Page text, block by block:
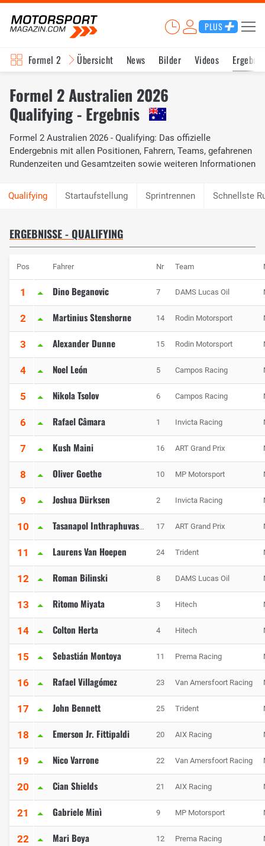
PLUS
Formel 2 Übersicht News Bilder Videos
Formel 2 Australien 2026
Qualifying - Ergebnis
Formel 2 Australien 2026 - Qualifying: Das offizielle
Endergebnis mit allen Positionen, Fahrern, Teams, gefahrenen
Rundenzeiten und Gesamtzeiten sowie weiteren Informationen
Startaufstellung Sprintrennen Schnellste
ERGEBNISSE - QUALIFYING
Pos Fahrer Nr Team
1 Dino Beganovic 7 DAMS Lucas Oil
2 Martinius Stenshorne 14 Rodin Motorsport
3 Alexander Dunne 15 Rodin Motorsport
4 Noel León 5 Campos Racing
5 Nikola Tsolov 6 Campos Racing
6 Rafael Câmara 1 Invicta Racing
7 Kush Maini 16 ART Grand Prix
8 Oliver Goethe 10 MP Motorsport
9 Joshua Dürksen 2 Invicta Racing
10 Tasanapol Inthraphuvasak 17 ART Grand Prix
11 Laurens Van Hoepen 24 Trident
12 Roman Bilinski 8 DAMS Lucas Oil
13 Ritomo Miyata 3 Hitech
14 Colton Herta 4 Hitech
15 Sebastián Montoya 11 Prema Racing
16 Rafael Villagómez 23 Van Amersfoort Racing
17 John Bennett 25 Trident
18 Emerson Jr. Fittipaldi 20 AIX Racing
19 Nico Varrone 22 Van Amersfoort Racing
20 Cian Shields 21 AIX Racing
21 Gabriele Minì 9 MP Motorsport
22 Mari Boya 12 Prema Racing